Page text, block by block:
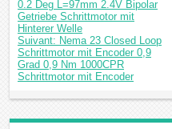
0.2 Deg L=97mm 2.4V Bipolar
Getriebe Schrittmotor mit
Hinterer Welle
Suivant: Nema 23 Closed Loop
Schrittmotor mit Encoder 0,9
Grad 0,9 Nm 1000CPR
Schrittmotor mit Encoder